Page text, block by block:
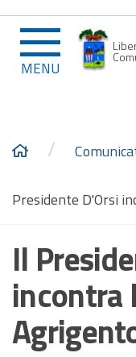
MENU
/
Presidente D'Orsi
Il
incontra